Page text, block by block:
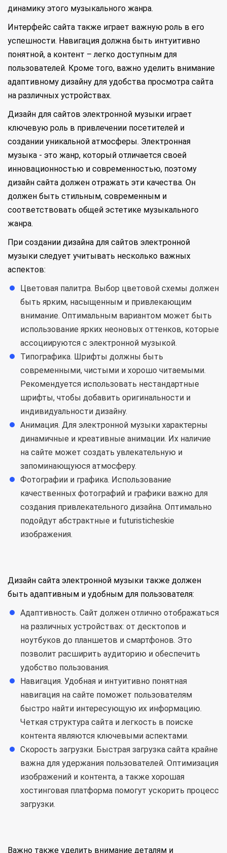
динамику этого музыкального жанра.
Интерфейс сайта также играет важную роль в его
успешности. Навигация должна быть интуитивно
понятной, а контент – легко доступным для
пользователей. Кроме того, важно уделить внимание
адаптивному дизайну для удобства просмотра сайта
на различных устройствах.
Дизайн для сайтов электронной музыки играет
ключевую роль в привлечении посетителей и
создании уникальной атмосферы. Электронная
музыка - это жанр, который отличается своей
инновационностью и современностью, поэтому
дизайн сайта должен отражать эти качества. Он
должен быть стильным, современным и
соответствовать общей эстетике музыкального
жанра.
При создании дизайна для сайтов электронной
музыки следует учитывать несколько важных
аспектов:
Цветовая палитра. Выбор цветовой схемы должен
быть ярким, насыщенным и привлекающим
внимание. Оптимальным вариантом может быть
использование ярких неоновых оттенков, которые
ассоциируются с электронной музыкой.
Типографика. Шрифты должны быть
современными, чистыми и хорошо читаемыми.
Рекомендуется использовать нестандартные
шрифты, чтобы добавить оригинальности и
индивидуальности дизайну.
Анимация. Для электронной музыки характерны
динамичные и креативные анимации. Их наличие
на сайте может создать увлекательную и
запоминающуюся атмосферу.
Фотографии и графика. Использование
качественных фотографий и графики важно для
создания привлекательного дизайна. Оптимально
подойдут абстрактные и futuristicheskie
изображения.
Дизайн сайта электронной музыки также должен
быть адаптивным и удобным для пользователя:
Адаптивность. Сайт должен отлично отображаться
на различных устройствах: от десктопов и
ноутбуков до планшетов и смартфонов. Это
позволит расширить аудиторию и обеспечить
удобство пользования.
Навигация. Удобная и интуитивно понятная
навигация на сайте поможет пользователям
быстро найти интересующую их информацию.
Четкая структура сайта и легкость в поиске
контента являются ключевыми аспектами.
Скорость загрузки. Быстрая загрузка сайта крайне
важна для удержания пользователей. Оптимизация
изображений и контента, а также хорошая
хостинговая платформа помогут ускорить процесс
загрузки.
Важно также уделить внимание деталям и